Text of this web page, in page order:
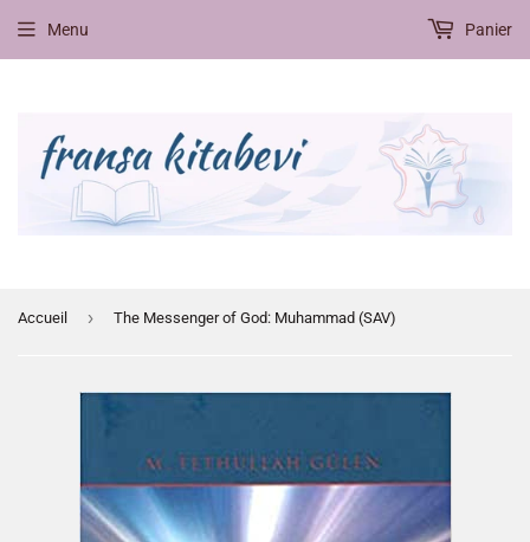
Menu Panier
Accueil › The Messenger of God: Muhammad (SAV)